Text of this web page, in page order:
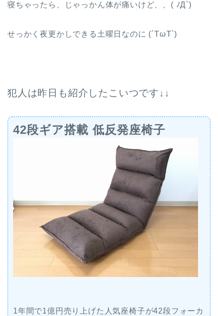
寝ちゃったら、じゃっかん体が痛いけど、、( ﾉД`)
せっかく夜更かしできる土曜日なのに (´TωT`)
犯人は昨日も紹介したこいつです↓↓
42段ギア搭載 低反発座椅子
1年間で1億円売り上げた人気座椅子が42段フォーカ